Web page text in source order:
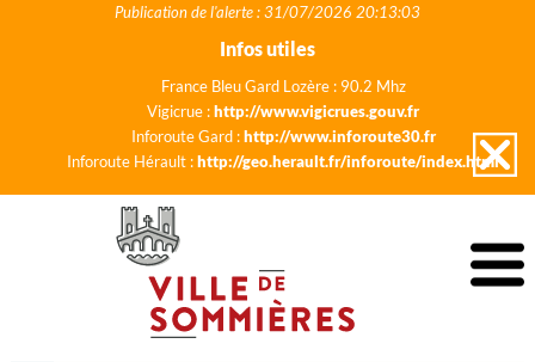
Publication de l'alerte : 31/07/2026 20:13:03
Infos utiles
France Bleu Gard Lozère : 90.2 Mhz
Vigicrue :http://www.vigicrues.gouv.fr
Inforoute Gard :http://www.inforoute30.fr
Inforoute Hérault :http://geo.herault.fr/inforoute/index.html